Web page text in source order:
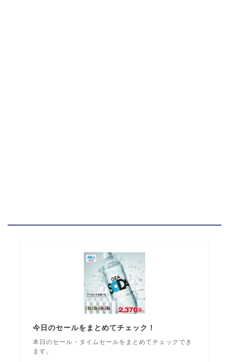
今日のセールをまとめてチェック！
本日のセール・タイムセールをまとめてチェックでき
ます。